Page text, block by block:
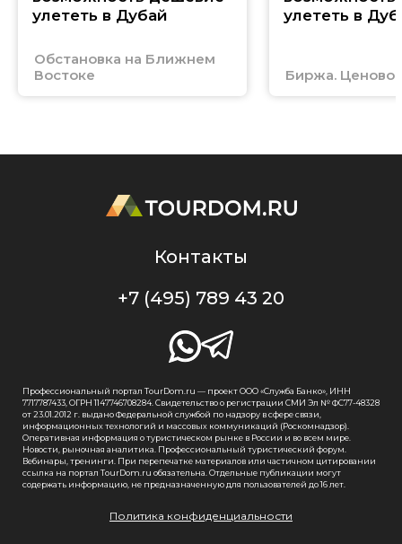
улететь в Дубай
Обстановка на Ближнем
Востоке
улететь в
Биржа.
Контакты
+7 (495) 789 43 20
Профессиональный портал TourDom.ru — проект ООО «Служба Банко», ИНН
7717787433, ОГРН 1147746708284. Свидетельство о регистрации СМИ Эл № ФС77-48328
от 23.01.2012 г. выдано Федеральной службой по надзору в сфере связи,
информационных технологий и массовых коммуникаций (Роскомнадзор).
Оперативная информация о туристическом рынке в России и во всем мире.
Новости, рыночная аналитика. Профессиональный туристический форум.
Вебинары, тренинги. При перепечатке материалов или частичном цитировании
ссылка на портал TourDom.ru обязательна. Отдельные публикации могут
содержать информацию, не предназначенную для пользователей до 16 лет.
Политика конфиденциальности